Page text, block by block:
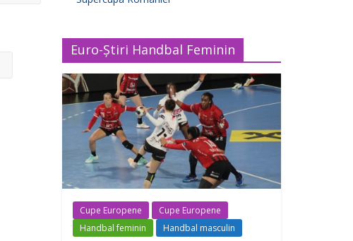
Euro-Știri Handbal Feminin
Cupe Europene
Cupe Europene
Handbal feminin
Handbal masculin